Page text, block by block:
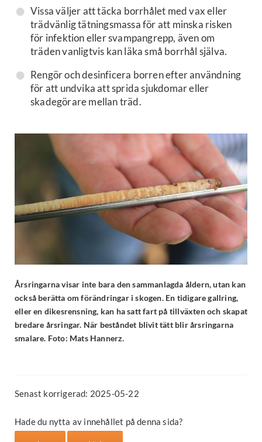
Vissa väljer att täcka borrhålet med vax eller
trädvänlig tätningsmassa för att minska risken
för infektion eller svampangrepp, även om
träden vanligtvis kan läka små borrhål själva.
Rengör och desinficera borren efter användning
för att undvika att sprida sjukdomar eller
skadegörare mellan träd.
Årsringarna visar inte bara den sammanlagda åldern, utan kan
också berätta om förändringar i skogen. En tidigare gallring,
eller en dikesrensning, kan ha satt fart på tillväxten och skapat
bredare årsringar. När beståndet blivit tätt blir årsringarna
smalare. Foto: Mats Hannerz.
Senast korrigerad: 2025-05-22
Hade du nytta av innehållet på denna sida?